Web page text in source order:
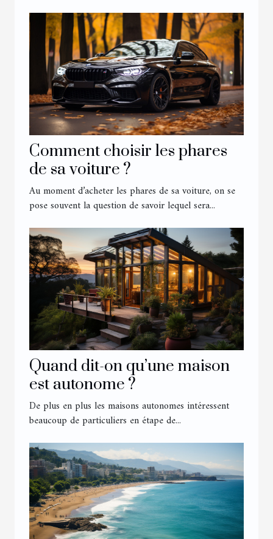
Comment choisir les phares
de sa voiture ?
Au moment d’acheter les phares de sa voiture, on se
pose souvent la question de savoir lequel sera...
Quand dit-on qu’une maison
est autonome ?
De plus en plus les maisons autonomes intéressent
beaucoup de particuliers en étape de...